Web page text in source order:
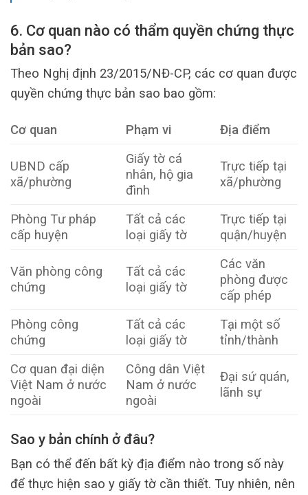
6. Cơ quan nào có thẩm quyền chứng thực
bản sao?
Theo Nghị định 23/2015/NĐ-CP, các cơ quan được
quyền chứng thực bản sao bao gồm:
Cơ quan Phạm vi Địa điểm
UBND cấp
xã/phường
Giấy tờ cá
nhân, hộ gia
đình
Trực tiếp tại
xã/phường
Phòng Tư pháp
cấp huyện
Tất cả các
loại giấy tờ
Trực tiếp tại
quận/huyện
Văn phòng công
chứng
Tất cả các
loại giấy tờ
Các văn
phòng được
cấp phép
Phòng công
chứng
Tất cả các
loại giấy tờ
Tại một số
tỉnh/thành
Cơ quan đại diện
Việt Nam ở nước
ngoài
Công dân Việt
Nam ở nước
ngoài
Đại sứ quán,
lãnh sự
Sao y bản chính ở đâu?
Bạn có thể đến bất kỳ địa điểm nào trong số này
để thực hiện sao y giấy tờ cần thiết. Tuy nhiên, nên